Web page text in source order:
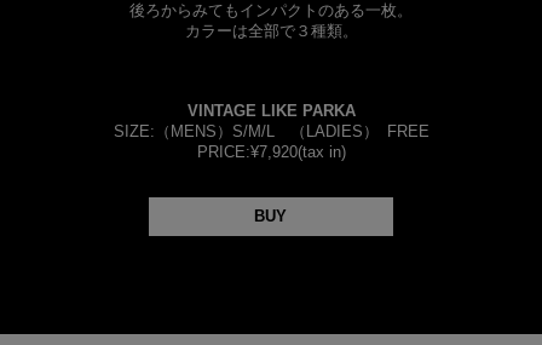
後ろからみてもインパクトのある一枚。
カラーは全部で３種類。
VINTAGE LIKE PARKA
SIZE:（MENS）S/M/L （LADIES） FREE
PRICE:¥7,920(tax in)
BUY